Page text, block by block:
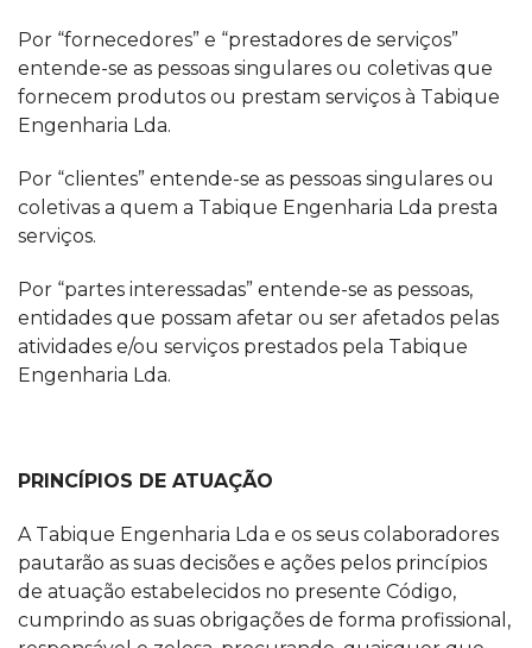
Por “fornecedores” e “prestadores de serviços”
entende-se as pessoas singulares ou coletivas que
fornecem produtos ou prestam serviços à Tabique
Engenharia Lda.
Por “clientes” entende-se as pessoas singulares ou
coletivas a quem a Tabique Engenharia Lda presta
serviços.
Por “partes interessadas” entende-se as pessoas,
entidades que possam afetar ou ser afetados pelas
atividades e/ou serviços prestados pela Tabique
Engenharia Lda.
PRINCÍPIOS DE ATUAÇÃO
A Tabique Engenharia Lda e os seus colaboradores
pautarão as suas decisões e ações pelos princípios
de atuação estabelecidos no presente Código,
cumprindo as suas obrigações de forma profissional,